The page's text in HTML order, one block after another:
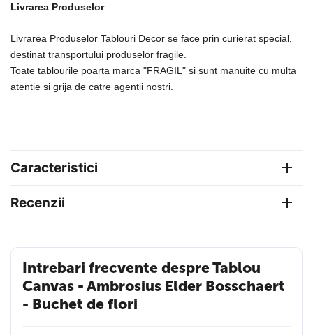
Livrarea Produselor
Livrarea Produselor Tablouri Decor se face prin curierat special,
destinat transportului produselor fragile.
Toate tablourile poarta marca "FRAGIL" si sunt manuite cu multa
atentie si grija de catre agentii nostri.
Caracteristici
Recenzii
Intrebari frecvente despre Tablou
Canvas - Ambrosius Elder Bosschaert
- Buchet de flori